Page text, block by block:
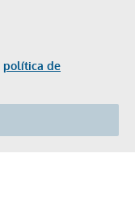
política de